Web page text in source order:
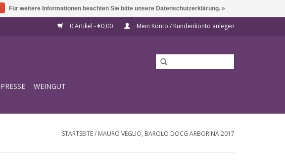
0 Artikel - €0,00 Mein Konto / Kundenkonto anlegen
PRESSE WEINGUT
STARTSEITE/ MAURO VEGLIO, BAROLO DOCG ARBORINA 2017
Für weitere Informationen beachten Sie bitte unsere Datenschutzerklärung. »